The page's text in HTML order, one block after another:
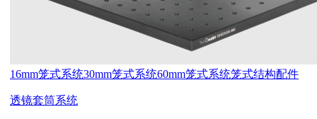
16mm笼式系统30mm笼式系统60mm笼式系统笼式结构配件
透镜套筒系统